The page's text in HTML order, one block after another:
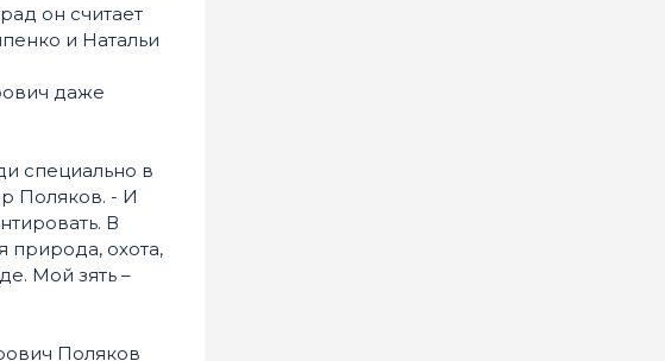
он считает
и Натальи
даже
специально в
Поляков. - И
В
природа, охота,
Мой зять –
Поляков